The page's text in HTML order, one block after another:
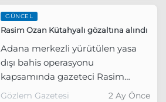
suçlamaları reddetti.
GÜNCEL
Rasim Ozan Kütahyalı gözaltına alındı
Adana merkezli yürütülen yasa
dışı bahis operasyonu
kapsamında gazeteci Rasim
Ozan Kütahyalı gözaltına alındı.
Gözlem Gazetesi 2 Ay Önce